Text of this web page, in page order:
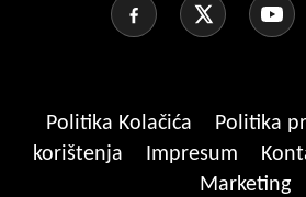
Politika Kolačića Politika
korištenja
Impresum
Marketing